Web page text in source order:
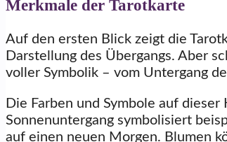
Merkmale der Tarotkarte
Auf den ersten Blick zeigt die
Darstellung des Übergangs. Aber
voller Symbolik – vom Untergang
Die Farben und Symbole auf
Sonnenuntergang symbolisiert
auf einen neuen Morgen. Blumen